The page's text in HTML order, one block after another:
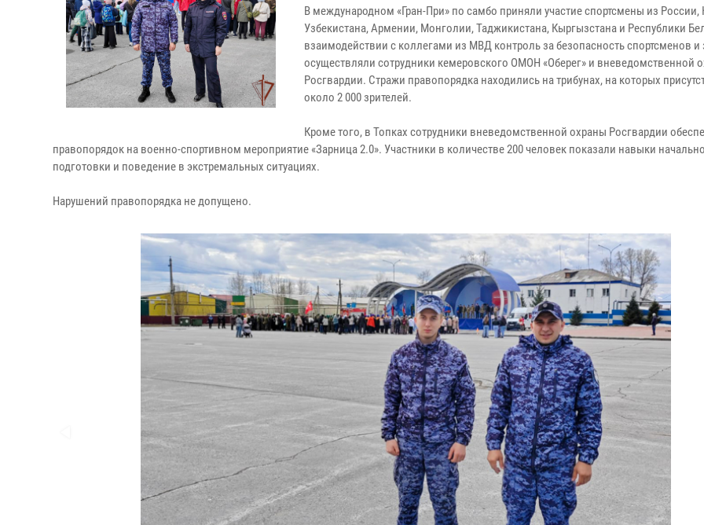
В международном «Гран-При» по самбо приняли участие спортсмены из России,
Узбекистана, Армении, Монголии, Таджикистана, Кыргызстана и Республики
взаимодействии с коллегами из МВД контроль за безопасность спортсменов и
осуществляли сотрудники кемеровского ОМОН «Оберег» и вневедомственной
Росгвардии. Стражи правопорядка находились на трибунах, на которых
около 2 000 зрителей.
Кроме того, в Топках сотрудники вневедомственной охраны Росгвардии
правопорядок на военно-спортивном мероприятие «Зарница 2.0». Участники в количестве 200 человек показали навыки
подготовки и поведение в экстремальных ситуациях.
Нарушений правопорядка не допущено.